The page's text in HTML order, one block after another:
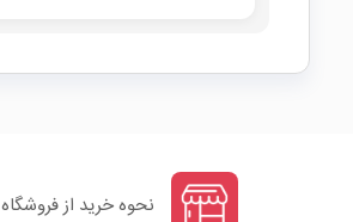
نحوه خرید از فروشگاه